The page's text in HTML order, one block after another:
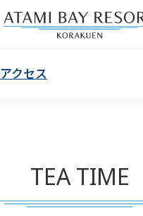
アクセス
TEA TIME